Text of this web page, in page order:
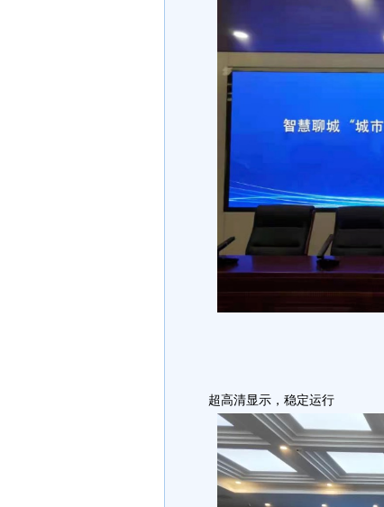
超高清显示，稳定运行